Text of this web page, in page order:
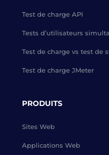
Test de charge API
Tests d’utilisateurs
Test de charge vs test de
Test de charge JMeter
PRODUITS
Sites Web
Applications Web